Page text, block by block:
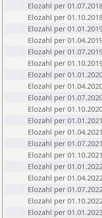
Elozahl per
Elozahl per
Elozahl per
Elozahl per
Elozahl per
Elozahl per
Elozahl per
Elozahl per
Elozahl per
Elozahl per
Elozahl per 01.01.2021
Elozahl per 01.04.2021
Elozahl per 01.07.2021
Elozahl per 01.10.2021
Elozahl per
Elozahl per
Elozahl per
Elozahl per
Elozahl per